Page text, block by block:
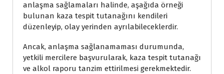
anlaşma sağlamaları halinde, aşağıda örneği
bulunan kaza tespit tutanağını kendileri
düzenleyip, olay yerinden ayrılabileceklerdir.
Ancak, anlaşma sağlanamaması durumunda,
yetkili mercilere başvurularak, kaza tespit tutanağı
ve alkol raporu tanzim ettirilmesi gerekmektedir.